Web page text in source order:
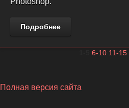
Подробнее
6-10 11-15
Полная версия сайта